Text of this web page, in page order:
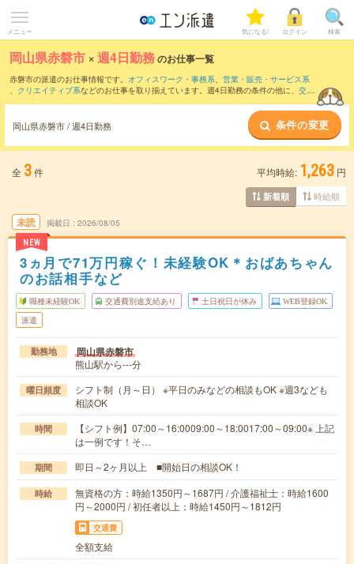
メニュー 気になる! ログイン 検索
岡山県赤磐市 ×週4日勤務のお仕事一覧
赤磐市の派遣のお仕事情報です。 オフィスワーク・事務系、 営業・販売・サービス系
、 クリエイティブ系などのお仕事を取り揃えています。週4日勤務の条件の他に、 交通
岡山県赤磐市 / 週4日勤務 条件の変更
全 3件 平均時給: 1,263 円
新着順 時給順
未読
NEW
掲載日 2026/08/05
3ヵ月で71万円稼ぐ！未経験OK＊おばあちゃん
のお話相手など
職種未経験OK 交通費別途支給あり 土日祝日が休み WEB登録OK
派遣
勤務地 岡山県赤磐市
熊山駅から---分
曜日頻度
シフト制（月～日） ※平日のみなどの相談もOK ※週3なども
相談OK
時間
【シフト例】07:00～16:0009:00～18:0017:00～09:00※ 上記
は一例です！そ…
期間 即日～2ヶ月以上 ■開始日の相談OK！
時給
無資格の方：時給1350円～1687円 / 介護福祉士：時給1600
円～2000円 / 初任者以上：時給1450円～1812円
交通費
全額支給